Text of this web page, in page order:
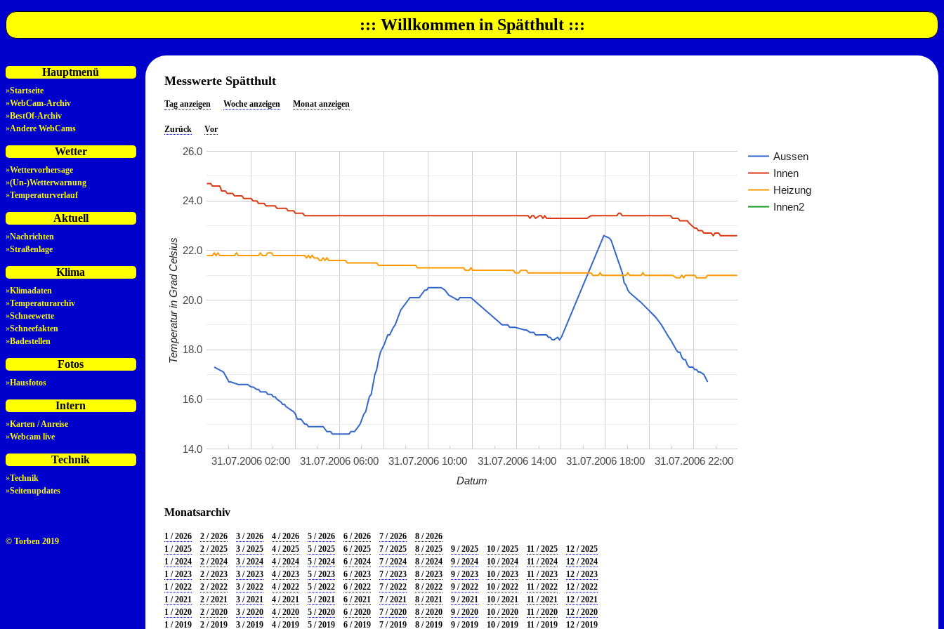
::: Willkommen in Spätthult :::
Hauptmenü
»Startseite
»WebCam-Archiv
»BestOf-Archiv
»Andere WebCams
Wetter
»Wettervorhersage
»(Un-)Wetterwarnung
»Temperaturverlauf
Aktuell
»Nachrichten
»Straßenlage
Klima
»Klimadaten
»Temperaturarchiv
»Schneewette
»Schneefakten
»Badestellen
Fotos
»Hausfotos
Intern
»Karten / Anreise
»Webcam live
Technik
»Technik
»Seitenupdates
© Torben 2019
Messwerte Spätthult
Tag anzeigen Woche anzeigen Monat anzeigen
Zurück Vor
Aussen
Innen
Heizung
Innen2
31.07.2006 02:00 31.07.2006 06:00 31.07.2006 10:00 31.07.2006 14:00 31.07.2006 18:00 31.07.2006 22:00
14.0
16.0
18.0
20.0
22.0
24.0
26.0
Datum
Temperatur in Grad Celsius
Monatsarchiv
1 / 2026 2 / 2026 3 / 2026 4 / 2026 5 / 2026 6 / 2026 7 / 2026
8 / 2026
1 / 2025
2 / 2025 3 / 2025 4 / 2025 5 / 2025 6 / 2025 7 / 2025 8 / 2025 9 / 2025 10 / 2025 11 / 2025
12 / 2025
1 / 2024
2 / 2024 3 / 2024 4 / 2024 5 / 2024 6 / 2024 7 / 2024 8 / 2024 9 / 2024 10 / 2024 11 / 2024
12 / 2024
1 / 2023
2 / 2023 3 / 2023 4 / 2023 5 / 2023 6 / 2023 7 / 2023 8 / 2023 9 / 2023 10 / 2023 11 / 2023
12 / 2023
1 / 2022
2 / 2022 3 / 2022 4 / 2022 5 / 2022 6 / 2022 7 / 2022 8 / 2022 9 / 2022 10 / 2022 11 / 2022
12 / 2022
1 / 2021
2 / 2021 3 / 2021 4 / 2021 5 / 2021 6 / 2021 7 / 2021 8 / 2021 9 / 2021 10 / 2021 11 / 2021
12 / 2021
1 / 2020
2 / 2020 3 / 2020 4 / 2020 5 / 2020 6 / 2020 7 / 2020 8 / 2020 9 / 2020 10 / 2020 11 / 2020
12 / 2020
1 / 2019
2 / 2019 3 / 2019 4 / 2019 5 / 2019 6 / 2019 7 / 2019 8 / 2019 9 / 2019 10 / 2019 11 / 2019 12 / 2019